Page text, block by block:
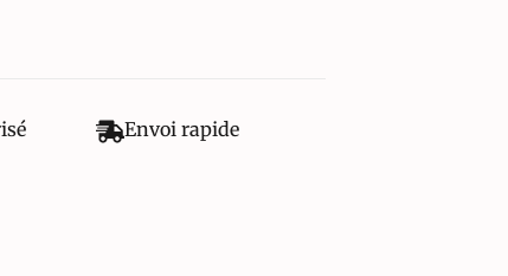
Envoi rapide